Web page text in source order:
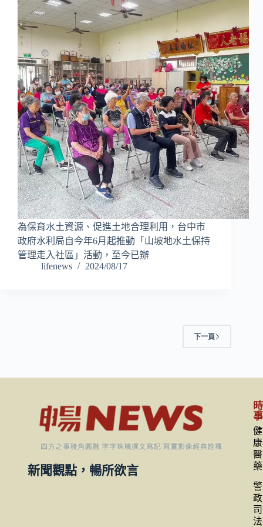
為保育水土資源、促進土地合理利用，台中市
政府水利局自今年6月起推動「山坡地水土保持
管理走入社區」活動，至今已辦
lifenews
2024/08/17
下一頁
新聞觀點，暢所欲言
時
事
健
康
醫
藥
警
政
司
法